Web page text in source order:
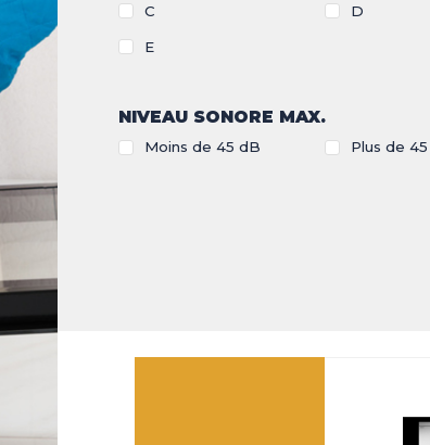
C D
E
NIVEAU SONORE MAX.
Moins de 45 dB Plus de
LES ACTUALITÉS
COOKIES